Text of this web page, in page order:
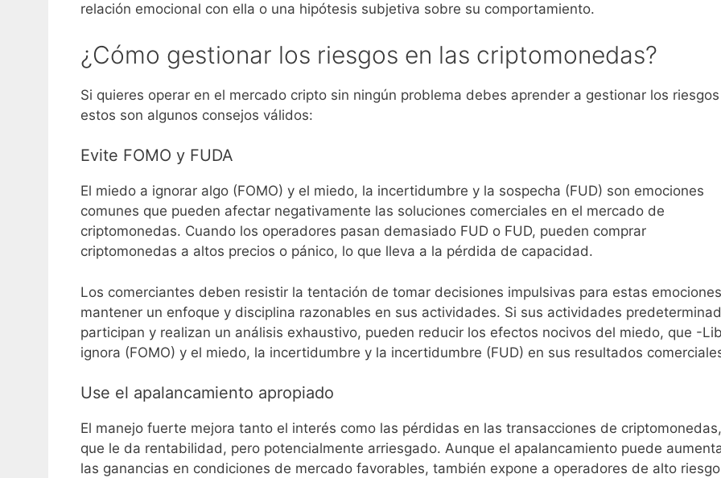
relación emocional con ella o una hipótesis subjetiva sobre su comportamiento.
¿Cómo gestionar los riesgos en las criptomonedas?
Si quieres operar en el mercado cripto sin ningún problema debes aprender a gestionar los
estos son algunos consejos válidos:
Evite FOMO y FUDA
El miedo a ignorar algo (FOMO) y el miedo, la incertidumbre y la sospecha (FUD) son emociones
comunes que pueden afectar negativamente las soluciones comerciales en el mercado de
criptomonedas. Cuando los operadores pasan demasiado FUD o FUD, pueden comprar
criptomonedas a altos precios o pánico, lo que lleva a la pérdida de capacidad.
Los comerciantes deben resistir la tentación de tomar decisiones impulsivas para estas
mantener un enfoque y disciplina razonables en sus actividades. Si sus actividades
participan y realizan un análisis exhaustivo, pueden reducir los efectos nocivos del miedo, que -
ignora (FOMO) y el miedo, la incertidumbre y la incertidumbre (FUD) en sus resultados
Use el apalancamiento apropiado
El manejo fuerte mejora tanto el interés como las pérdidas en las transacciones de
que le da rentabilidad, pero potencialmente arriesgado. Aunque el apalancamiento puede
las ganancias en condiciones de mercado favorables, también expone a operadores de alto